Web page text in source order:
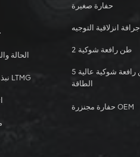
الحالة
نبذة عن LTMG
حفارة صغيرة
جرافة انزلاقية التوجيه
2 طن رافعة شوكية
5 طن رافعة شوكية عالية
الطاقة
حفارة مجنزرة OEM